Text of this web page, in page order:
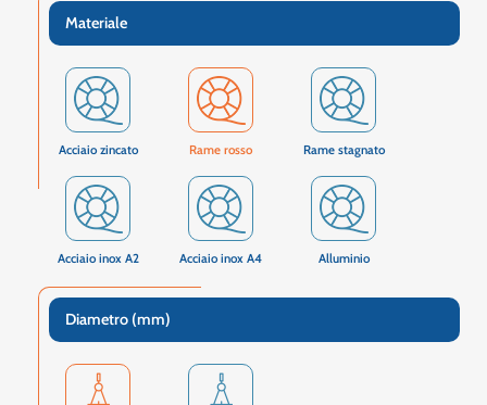
Materiale
Acciaio zincato Rame rosso Rame stagnato
Acciaio inox A2 Acciaio inox A4 Alluminio
Diametro (mm)